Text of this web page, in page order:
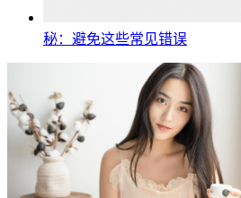
秘：避免这些常见错误